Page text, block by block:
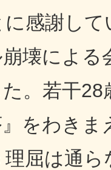
感謝して
壊による
。若干
をわき
屈は通